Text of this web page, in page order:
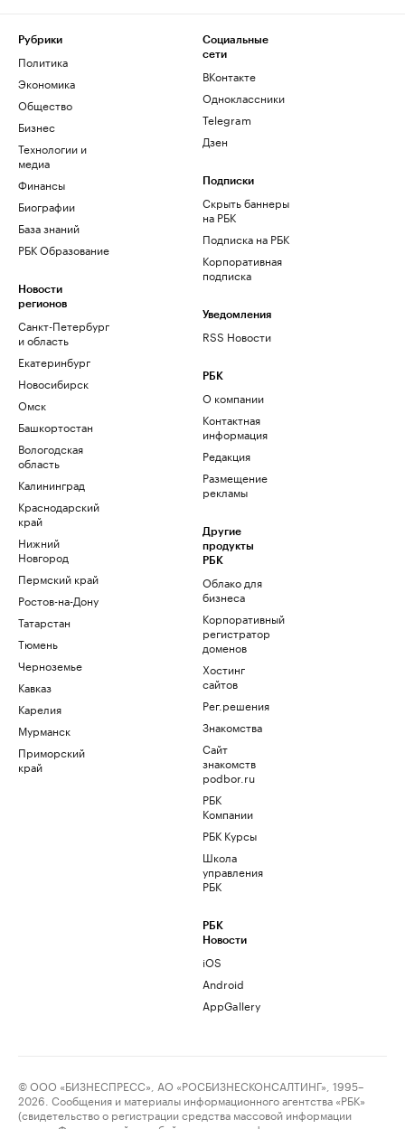
Рубрики
Политика
Экономика
Общество
Бизнес
Технологии и
медиа
Финансы
Биографии
База знаний
РБК Образование
Новости
регионов
Санкт-Петербург
и область
Екатеринбург
Новосибирск
Омск
Башкортостан
Вологодская
область
Калининград
Краснодарский
край
Нижний
Новгород
Пермский край
Ростов-на-Дону
Татарстан
Тюмень
Черноземье
Кавказ
Карелия
Мурманск
Приморский
край
Социальные
сети
ВКонтакте
Одноклассники
Telegram
Дзен
Подписки
Скрыть баннеры
на РБК
Подписка на РБК
Корпоративная
подписка
Уведомления
RSS Новости
РБК
О компании
Контактная
информация
Редакция
Размещение
рекламы
Другие
продукты
РБК
Облако для
бизнеса
Корпоративный
регистратор
доменов
Хостинг
сайтов
Рег.решения
Знакомства
Сайт
знакомств
podbor.ru
РБК
Компании
РБК Курсы
Школа
управления
РБК
РБК
Новости
iOS
Android
AppGallery
© ООО «БИЗНЕСПРЕСС», АО «РОСБИЗНЕСКОНСАЛТИНГ», 1995–
2026. Сообщения и материалы информационного агентства «РБК»
(свидетельство о регистрации средства массовой информации